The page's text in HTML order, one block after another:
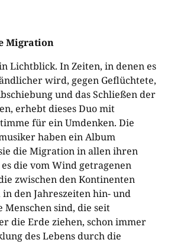
Migration
Lichtblick. In Zeiten, in denen es
wird, gegen Geflüchtete,
und das Schließen der
erhebt dieses Duo mit
für ein Umdenken. Die
haben ein Album
die Migration in allen ihren
die vom Wind getragenen
zwischen den Kontinenten
den Jahreszeiten hin- und
sind, die seit
die Erde ziehen, schon immer
des Lebens durch die